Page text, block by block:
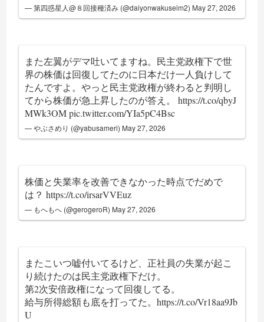
— 第四惑星人@８回接種済み (@daiyonwakuseim2) May 27, 2026
また左翼がデマ吐いてますね。民主党政権下で世
界の株価は回復してたのに日本だけ一人負けして
たんですよ。やっと民主党政権が終わると判明し
てから株価が急上昇したのが答え。https://t.co/qbyJ
MWk3OM pic.twitter.com/YIa5pC4Bsc
— やぶさめり (@yabusameri) May 27, 2026
株価と失業率を改善できなかった時点でだめで
は？https://t.co/irsarVVEuz
— もへもへ (@gerogeroR) May 27, 2026
またこいつ嘘付いてるけど、正社員の失業が起こ
り続けたのは民主党政権下だけ。
第2次安倍政権になって回復してる。
給与所得総額も底を打ってた。https://t.co/Vr18aa9Jb
U